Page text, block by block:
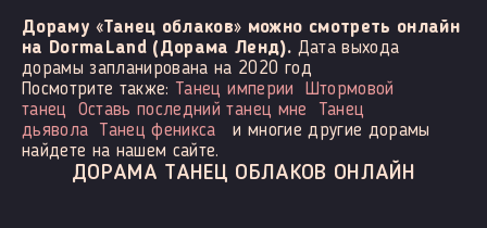
Дораму «Танец облаков» можно смотреть онлайн
на DormaLand (Дорама Ленд). Дата выхода
дорамы запланирована на 2020 год
Посмотрите также: Танец империи
Штормовой
танец
Оставь последний танец мне
Танец
дьявола
Танец феникса
и многие другие дорамы
найдете на нашем сайте.
ДОРАМА ТАНЕЦ ОБЛАКОВ ОНЛАЙН